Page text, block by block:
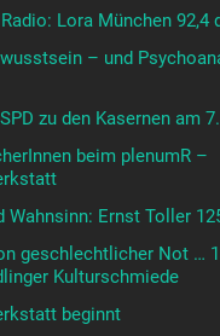
Lora München 92,4
– und
zu den Kasernen am
beim plenumR –
Wahnsinn: Ernst Toller
geschlechtlicher Not …
Kulturschmiede
beginnt